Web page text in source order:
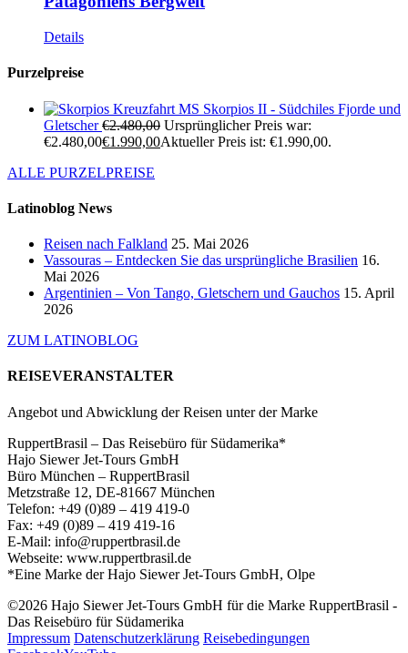
Details
Purzelpreise
Kreuzfahrt MS Skorpios II - Südchiles Fjorde und
Gletscher €2.480,00 Ursprünglicher Preis war:
€2.480,00€1.990,00Aktueller Preis ist: €1.990,00.
ALLE PURZELPREISE
Latinoblog News
Reisen nach Falkland 25. Mai 2026
Vassouras – Entdecken Sie das ursprüngliche Brasilien 16.
Mai 2026
Argentinien – Von Tango, Gletschern und Gauchos 15. April
2026
ZUM LATINOBLOG
REISEVERANSTALTER
Angebot und Abwicklung der Reisen unter der Marke
RuppertBrasil – Das Reisebüro für Südamerika*
Hajo Siewer Jet-Tours GmbH
Büro München – RuppertBrasil
Metzstraße 12, DE-81667 München
Telefon: +49 (0)89 – 419 419-0
Fax: +49 (0)89 – 419 419-16
E-Mail: info@ruppertbrasil.de
Webseite: www.ruppertbrasil.de
*Eine Marke der Hajo Siewer Jet-Tours GmbH, Olpe
©2026 Hajo Siewer Jet-Tours GmbH für die Marke RuppertBrasil -
Das Reisebüro für Südamerika
Impressum Datenschutzerklärung Reisebedingungen